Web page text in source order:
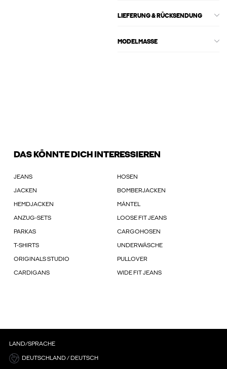
LIEFERUNG & RÜCKSENDUNG
MODELMASSE
DAS KÖNNTE DICH INTERESSIEREN
JEANS HOSEN
JACKEN BOMBERJACKEN
HEMDJACKEN MÄNTEL
ANZUG-SETS LOOSE FIT JEANS
PARKAS CARGOHOSEN
T-SHIRTS UNDERWÄSCHE
ORIGINALS STUDIO PULLOVER
CARDIGANS WIDE FIT JEANS
LAND/SPRACHE
DEUTSCHLAND / DEUTSCH